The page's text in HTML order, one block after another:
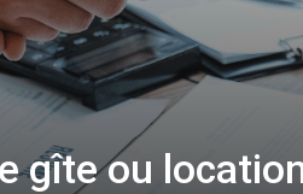
gîte ou